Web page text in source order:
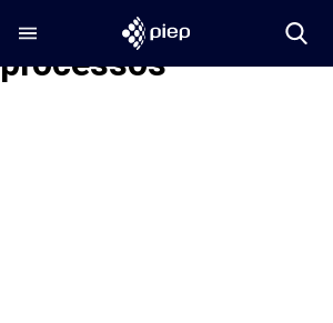
Etiqueta:integração
processos